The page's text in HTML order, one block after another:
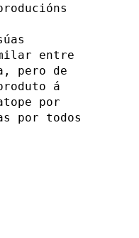
entre
pero de
á
por
por todos